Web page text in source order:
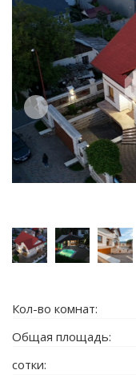
Кол-во комнат:
Общая площадь:
сотки: